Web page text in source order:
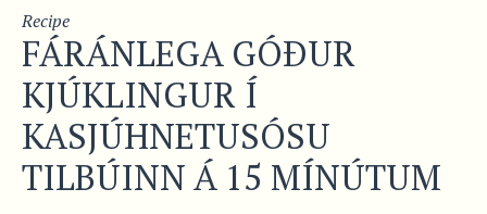
Recipe
FÁRÁNLEGA GÓÐUR
KJÚKLINGUR Í
KASJÚHNETUSÓSU
TILBÚINN Á 15 MÍNÚTUM